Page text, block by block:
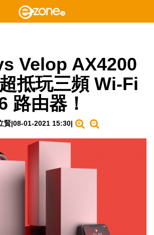
Velop AX4200
抵玩三頻 Wi-Fi
路由器！
賢|08-01-2021 15:30|